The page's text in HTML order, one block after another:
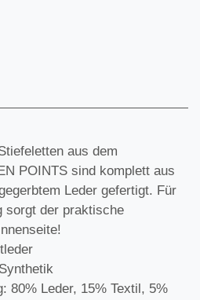
aus dem
POINTS sind komplett aus
Leder gefertigt. Für
sorgt der praktische
80% Leder, 15% Textil, 5%